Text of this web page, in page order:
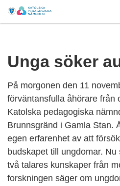
Unga söker
På morgonen den 11
förväntansfulla åhörare från
Katolska pedagogiska
Brunnsgränd i Gamla Stan.
egen erfarenhet av att
budskapet till ungdomar. Nu
två talares kunskaper från
forskningen säger om